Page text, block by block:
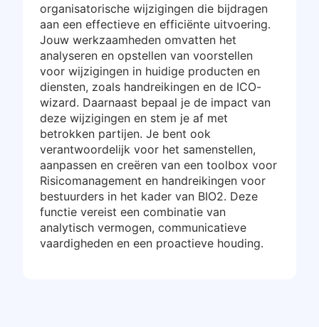
organisatorische wijzigingen die bijdragen
aan een effectieve en efficiënte uitvoering.
Jouw werkzaamheden omvatten het
analyseren en opstellen van voorstellen
voor wijzigingen in huidige producten en
diensten, zoals handreikingen en de ICO-
wizard. Daarnaast bepaal je de impact van
deze wijzigingen en stem je af met
betrokken partijen. Je bent ook
verantwoordelijk voor het samenstellen,
aanpassen en creëren van een toolbox voor
Risicomanagement en handreikingen voor
bestuurders in het kader van BIO2. Deze
functie vereist een combinatie van
analytisch vermogen, communicatieve
vaardigheden en een proactieve houding.